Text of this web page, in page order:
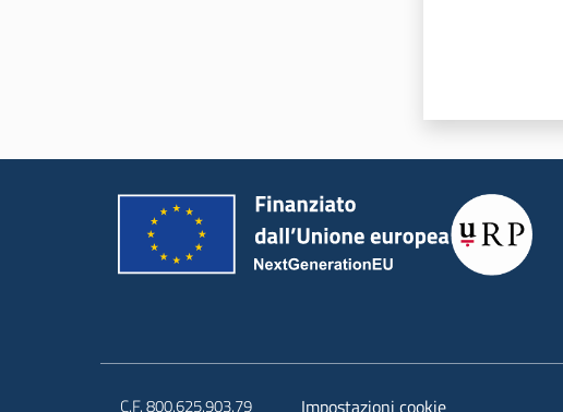
C.F. 800.625.903.79 Impostazioni cookie